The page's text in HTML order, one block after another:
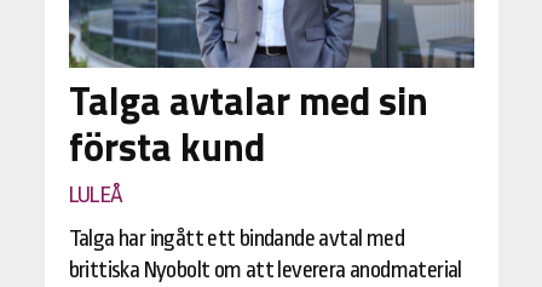
Talga avtalar med sin
första kund
LULEÅ
Talga har ingått ett bindande avtal med
brittiska Nyobolt om att leverera anodmaterial